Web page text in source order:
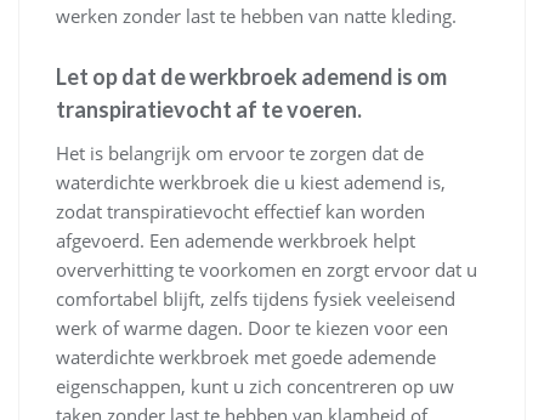
werken zonder last te hebben van natte kleding.
Let op dat de werkbroek ademend is om
transpiratievocht af te voeren.
Het is belangrijk om ervoor te zorgen dat de
waterdichte werkbroek die u kiest ademend is,
zodat transpiratievocht effectief kan worden
afgevoerd. Een ademende werkbroek helpt
oververhitting te voorkomen en zorgt ervoor dat u
comfortabel blijft, zelfs tijdens fysiek veeleisend
werk of warme dagen. Door te kiezen voor een
waterdichte werkbroek met goede ademende
eigenschappen, kunt u zich concentreren op uw
taken zonder last te hebben van klamheid of